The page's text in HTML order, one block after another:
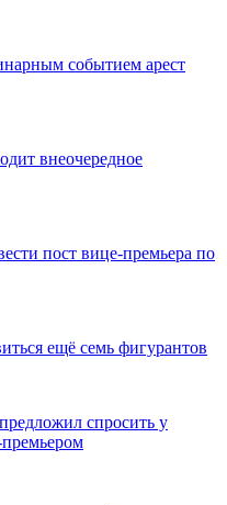
событием арест
внеочередное
пост вице-премьера по
ещё семь фигурантов
спросить у